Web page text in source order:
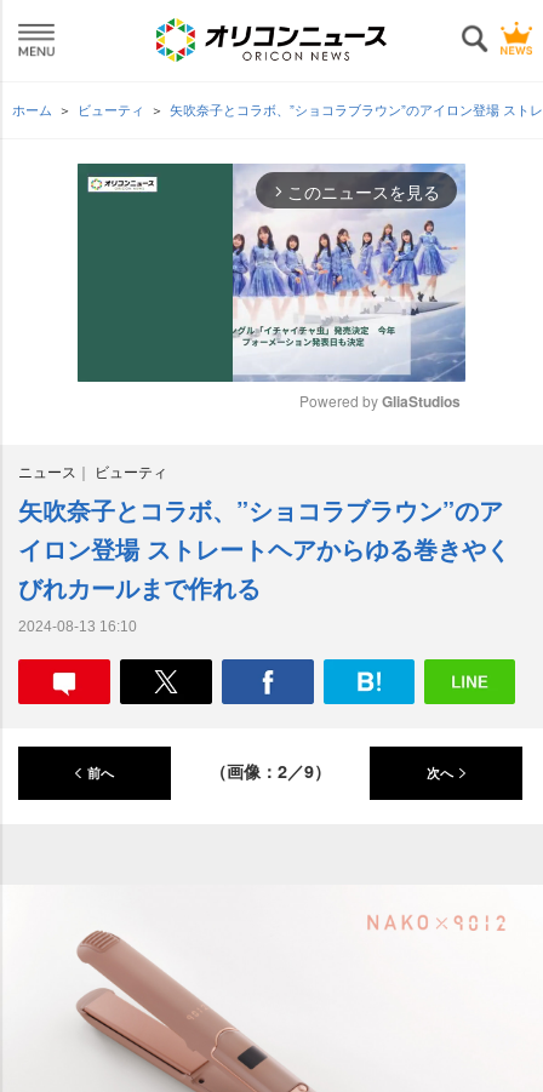
ホーム ビューティ 矢吹奈子とコラボ、”ショコラブラウン”のアイロン登場 ス
arrow_forward_ios このニュースを見る
e
Powered by GliaStudios
ニュース ビューティ
矢吹奈子とコラボ、”ショコラブラウン”のア
イロン登場 ストレートヘアからゆる巻きやく
びれカールまで作れる
2024-08-13 16:10
前へ （画像：2／9） 次へ